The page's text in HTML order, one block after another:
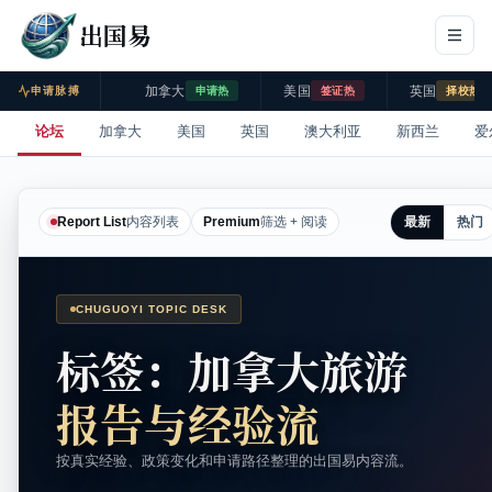
出国易
申请脉搏 加拿大 申请热 美国 签证热 英国 择校热
论坛 加拿大 美国 英国 澳大利亚 新西兰 爱
Report List内容列表 Premium筛选 + 阅读 最新 热门
CHUGUOYI TOPIC DESK
标签：加拿大旅游
报告与经验流
按真实经验、政策变化和申请路径整理的出国易内容流。